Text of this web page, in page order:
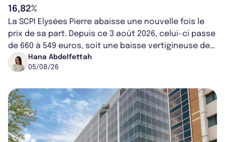
16,82%
La SCPI Elysées Pierre abaisse une nouvelle fois le
prix de sa part. Depuis ce 3 août 2026, celui-ci passe
de 660 à 549 euros, soit une baisse vertigineuse de
16,82%. Cette nouvell...
Hana Abdelfettah
05/08/26